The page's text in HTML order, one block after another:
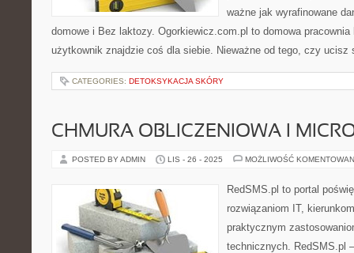
ważne jak wyrafinowane
domowe i Bez laktozy. Ogorkiewicz.com.pl to domowa
użytkownik znajdzie coś dla siebie. Nieważne od tego, czy
CATEGORIES: DETOKSYKACJA SKÓRY
CHMURA OBLICZENIOWA I
POSTED BY ADMIN LIS - 26 - 2025 MOŻLIWOŚĆ
RedSMS.pl to portal
rozwiązaniom IT,
praktycznym
technicznych. RedSMS.pl